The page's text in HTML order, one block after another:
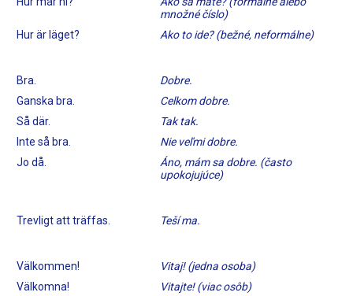
množné číslo)
Hur är läget?
Ako to ide? (bežné, neformálne)
Bra.
Dobre.
Ganska bra.
Celkom dobre.
Så där.
Tak tak.
Inte så bra.
Nie veľmi dobre.
Jo då.
Áno, mám sa dobre. (často
upokojujúce)
Trevligt att träffas. Teší ma.
Välkommen!
Vitaj! (jedna osoba)
Välkomna!
Vitajte! (viac osôb)